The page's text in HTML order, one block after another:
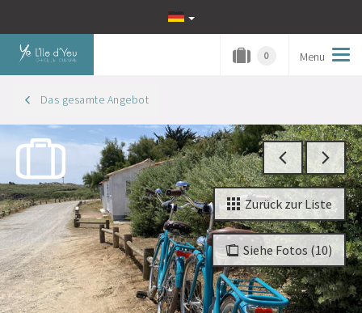
Menu
0
Das gesamte Angebot
Siehe Fotos (10)
Zurück zur Liste